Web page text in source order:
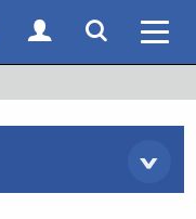
web
Acceso Socios
Acceso